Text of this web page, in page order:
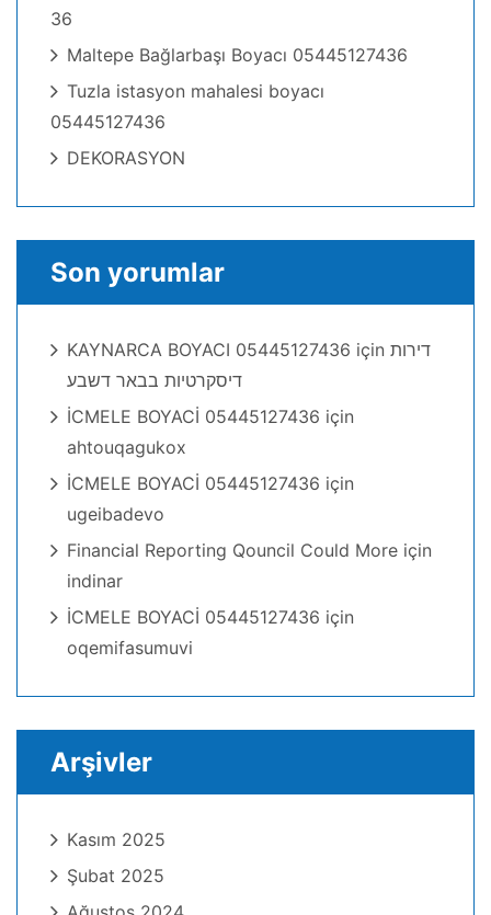
36
Maltepe Bağlarbaşı Boyacı 05445127436
Tuzla istasyon mahalesi boyacı
05445127436
DEKORASYON
Son yorumlar
KAYNARCA BOYACI 05445127436 için דירות
דיסקרטיות בבאר דשבע
İCMELE BOYACİ 05445127436 için
ahtouqagukox
İCMELE BOYACİ 05445127436 için
ugeibadevo
Financial Reporting Qouncil Could More için
indinar
İCMELE BOYACİ 05445127436 için
oqemifasumuvi
Arşivler
Kasım 2025
Şubat 2025